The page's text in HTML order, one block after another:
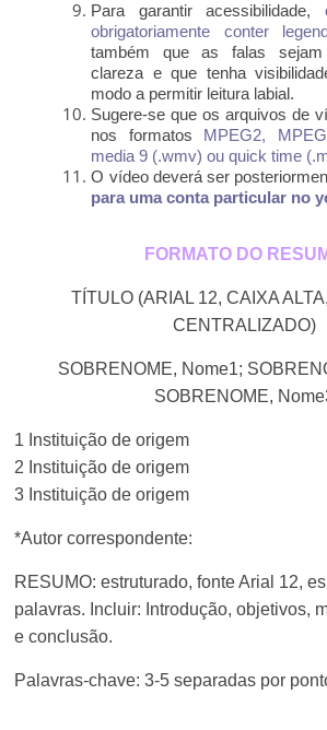
Para garantir acessibilidade,
obrigatoriamente conter
também que as falas sejam
clareza e que tenha
modo a permitir leitura labial.
Sugere-se que os arquivos de
nos formatos MPEG2,
media 9 (.wmv) ou quick time
O vídeo deverá ser
para uma conta particular no
FORMATO DO
TÍTULO (ARIAL 12, CAIXA
CENTRALIZADO)
SOBRENOME, Nome1;
SOBRENOME,
1 Instituição de origem
2 Instituição de origem
3 Instituição de origem
*Autor correspondente:
RESUMO: estruturado, fonte Arial 12,
palavras. Incluir: Introdução, objetivos,
e conclusão.
Palavras-chave: 3-5 separadas por